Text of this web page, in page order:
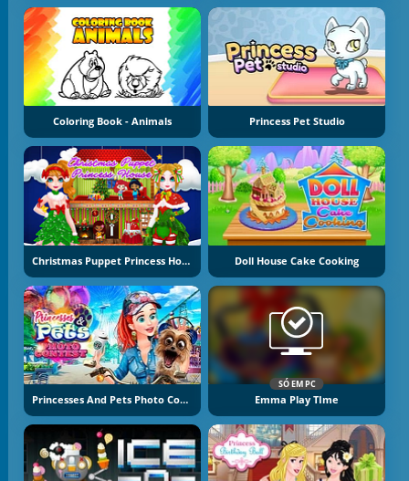
Coloring Book - Animals Princess Pet Studio
Christmas Puppet Princess House Doll House Cake Cooking
Princesses And Pets Photo Contest
SÓ EM PC
Emma Play TIme